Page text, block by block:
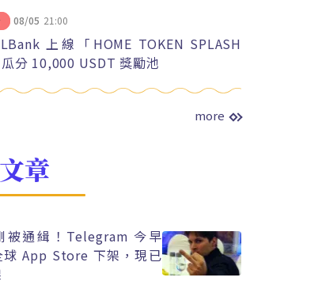
08/05 21:00
LBank 上線「HOME TOKEN SPLASH
分 10,000 USDT 獎勵池
more
章
被通緝！Telegram 今早
球 App Store 下架，現已